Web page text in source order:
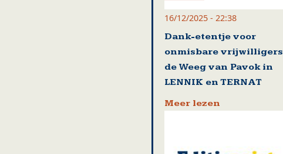
16/12/2025 - 22:38
Dank-etentje voor
onmisbare vrijwilligers
de Weeg van Pavok in
LENNIK en TERNAT
Meer lezen